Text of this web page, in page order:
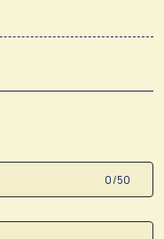
0 /50